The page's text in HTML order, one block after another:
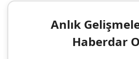
Anlık
Haberdar